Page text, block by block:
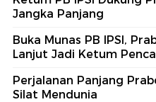
Jangka Panjang
Buka Munas PB IPSI,
Lanjut Jadi Ketum
Perjalanan Panjang
Silat Mendunia